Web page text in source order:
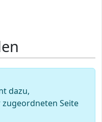
dazu,
Seite